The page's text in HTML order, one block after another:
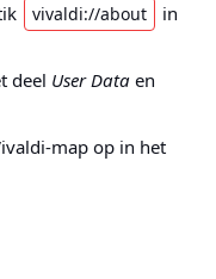
vivaldi://about
in
deel User Data en
map op in het